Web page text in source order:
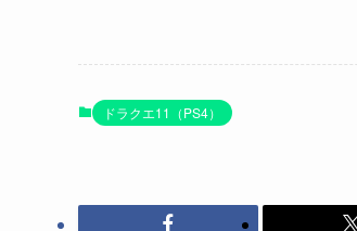
ドラクエ11（PS4）